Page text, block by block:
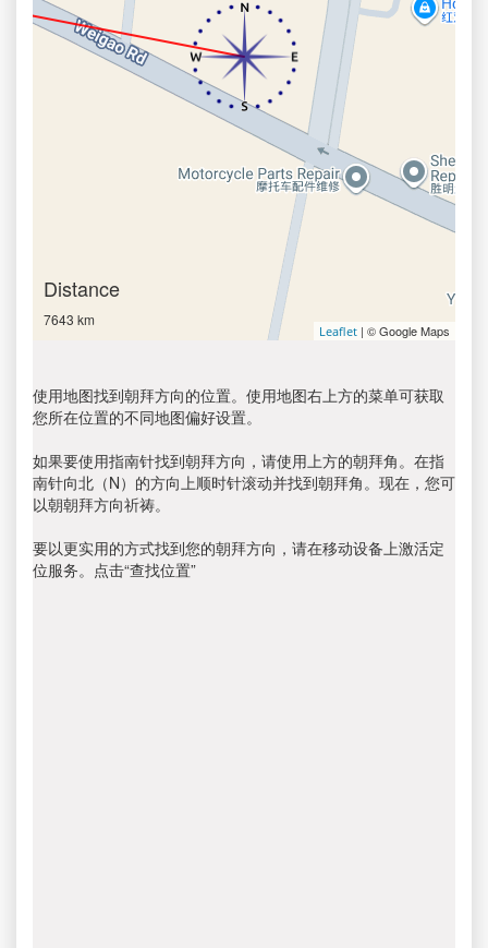
Distance
7643 km
Leaflet | © Google Maps
使用地图找到朝拜方向的位置。使用地图右上方的菜单可获取
您所在位置的不同地图偏好设置。
如果要使用指南针找到朝拜方向，请使用上方的朝拜角。在指
南针向北（N）的方向上顺时针滚动并找到朝拜角。现在，您可
以朝朝拜方向祈祷。
要以更实用的方式找到您的朝拜方向，请在移动设备上激活定
位服务。点击“查找位置”